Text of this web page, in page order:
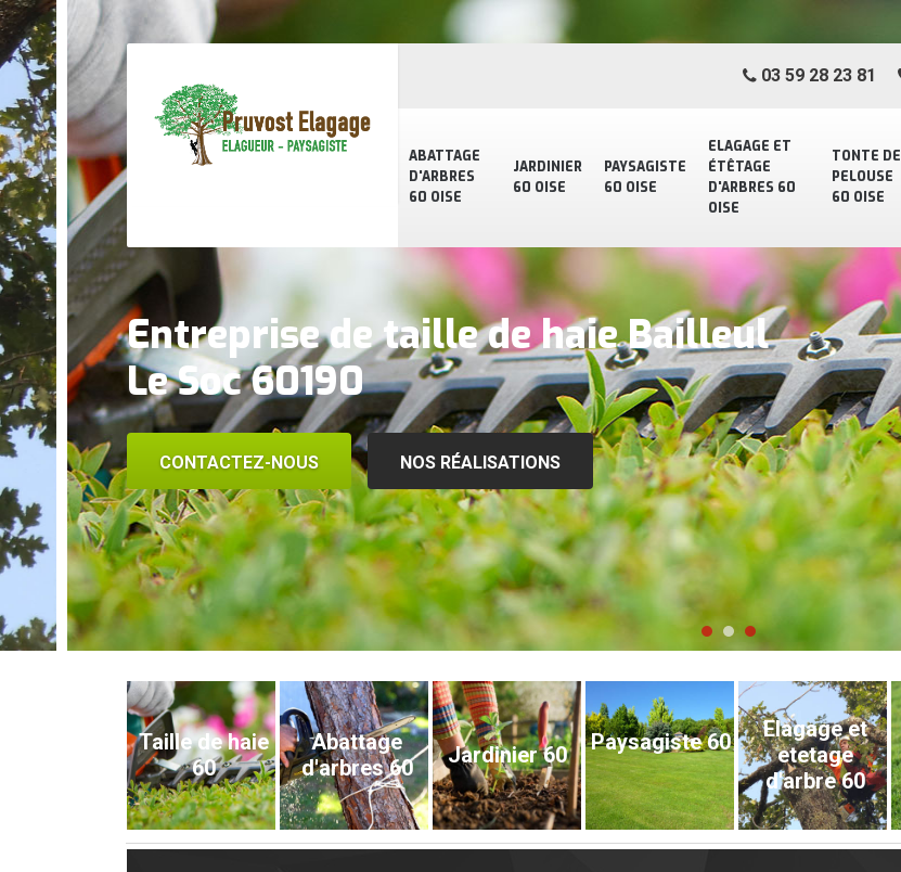
ABATTAGE
D'ARBRES
60 OISE
JARDINIER
60 OISE
PAYSAGISTE
60 OISE
ELAGAGE ET
ÉTÊTAGE
D'ARBRES 60
OISE
TONTE DE
PELOUSE
60 OISE
03 59 28 23 81
Entreprise de taille de haie Bailleul
Le Soc 60190
CONTACTEZ-NOUS NOS RÉALISATIONS
Taille de haie
60
Abattage
d'arbres 60
Jardinier 60 Paysagiste 60
Elagage et
etetage
d'arbre 60